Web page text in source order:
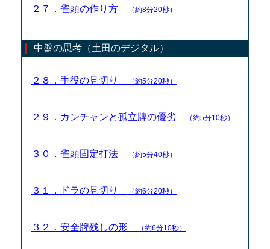
２７．雀頭の作り方 （約8分20秒）
中盤の思考（土田のデジタル）
２８．手役の見切り （約5分20秒）
２９．カンチャンと孤立牌の優劣 （約5分10秒）
３０．雀頭固定打法 （約5分40秒）
３１．ドラの見切り （約6分20秒）
３２．安全牌残しの形 （約6分10秒）